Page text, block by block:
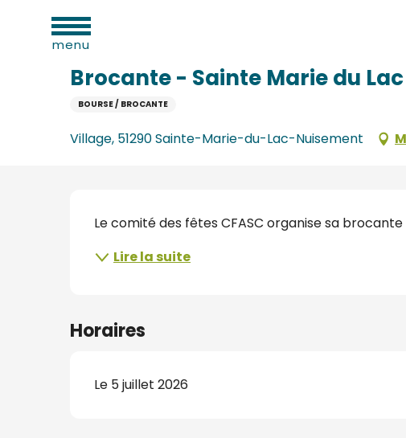
contenumenu
Accueil
Brocante - Sainte Marie du
BOURSE / BROCANTE
Village, 51290 Sainte-Marie-du-Lac-Nuisement
Description
Le comité des fêtes CFASC organise sa
Lire la suite
Horaires
Le 5 juillet 2026